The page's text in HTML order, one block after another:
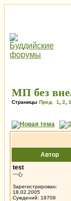
МП без
Страницы Пред. 1 2 3
Автор
test
一心
Зарегистрирован:
18.02.2005
Суждений: 18709